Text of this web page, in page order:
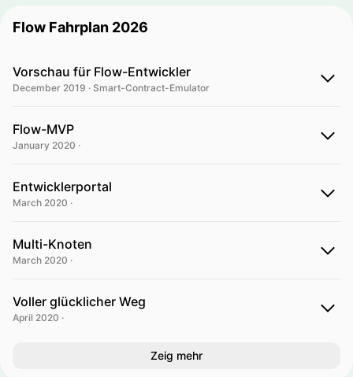
Flow Fahrplan 2026
Vorschau für Flow-Entwickler
December 2019 · Smart-Contract-Emulator
Flow-MVP
January 2020 ·
Entwicklerportal
March 2020 ·
Multi-Knoten
March 2020 ·
Voller glücklicher Weg
April 2020 ·
Zeig mehr